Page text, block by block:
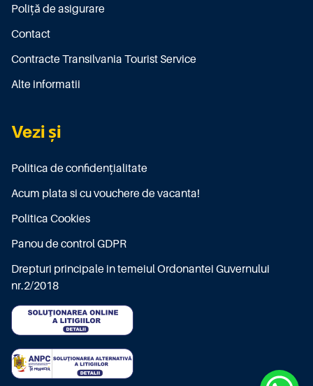
Poliţă de asigurare
Contact
Contracte Transilvania Tourist Service
Alte informatii
Vezi și
Politica de confidențialitate
Acum plata si cu vouchere de vacanta!
Politica Cookies
Panou de control GDPR
Drepturi principale in temeiul Ordonantei Guvernului
nr.2/2018